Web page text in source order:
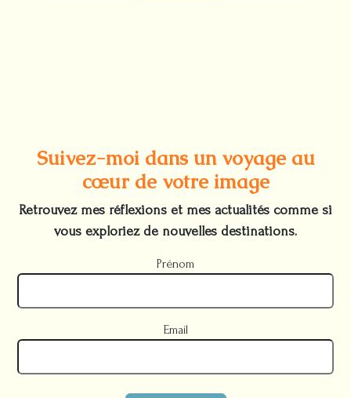
Suivez-moi dans un voyage au
cœur de votre image
Retrouvez mes réflexions et mes actualités comme si
vous exploriez de nouvelles destinations.
Prénom
Email